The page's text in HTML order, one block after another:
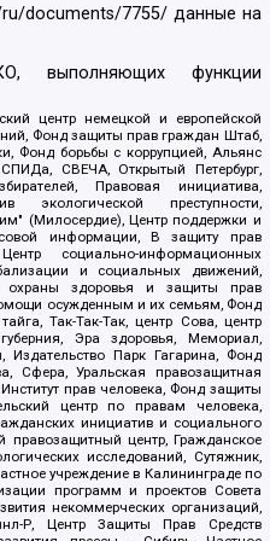
ru/documents/7755/ данные на
выполняющих функции
центр немецкой и европейской
Фонд защиты прав граждан Штаб,
Фонд борьбы с коррупцией, Альянс
СВЕЧА, Открытый Петербург,
Правовая инициатива,
экологической преступности,
(Милосердие), Центр поддержки и
информации, В защиту прав
социально-информационных
и социальных движений,
охраны здоровья и защиты прав
осужденным и их семьям, Фонд
Так-Так-Так, центр Сова, центр
Эра здоровья, Мемориал,
Парк Гагарина, Фонд
Сфера, Уральская правозащитная
прав человека, Фонд защиты
центр по правам человека,
инициатив и социального
правозащитный центр, Гражданское
исследований, Сутяжник,
учреждение в Калининграде по
программ и проектов Совета
некоммерческих организаций,
Р, Центр Защиты Прав Средств